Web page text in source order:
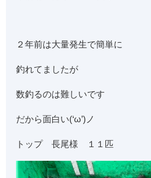
２年前は大量発生で簡単に
釣れてましたが
数釣るのは難しいです
だから面白い(‘ω’)ノ
トップ 長尾様 １１匹